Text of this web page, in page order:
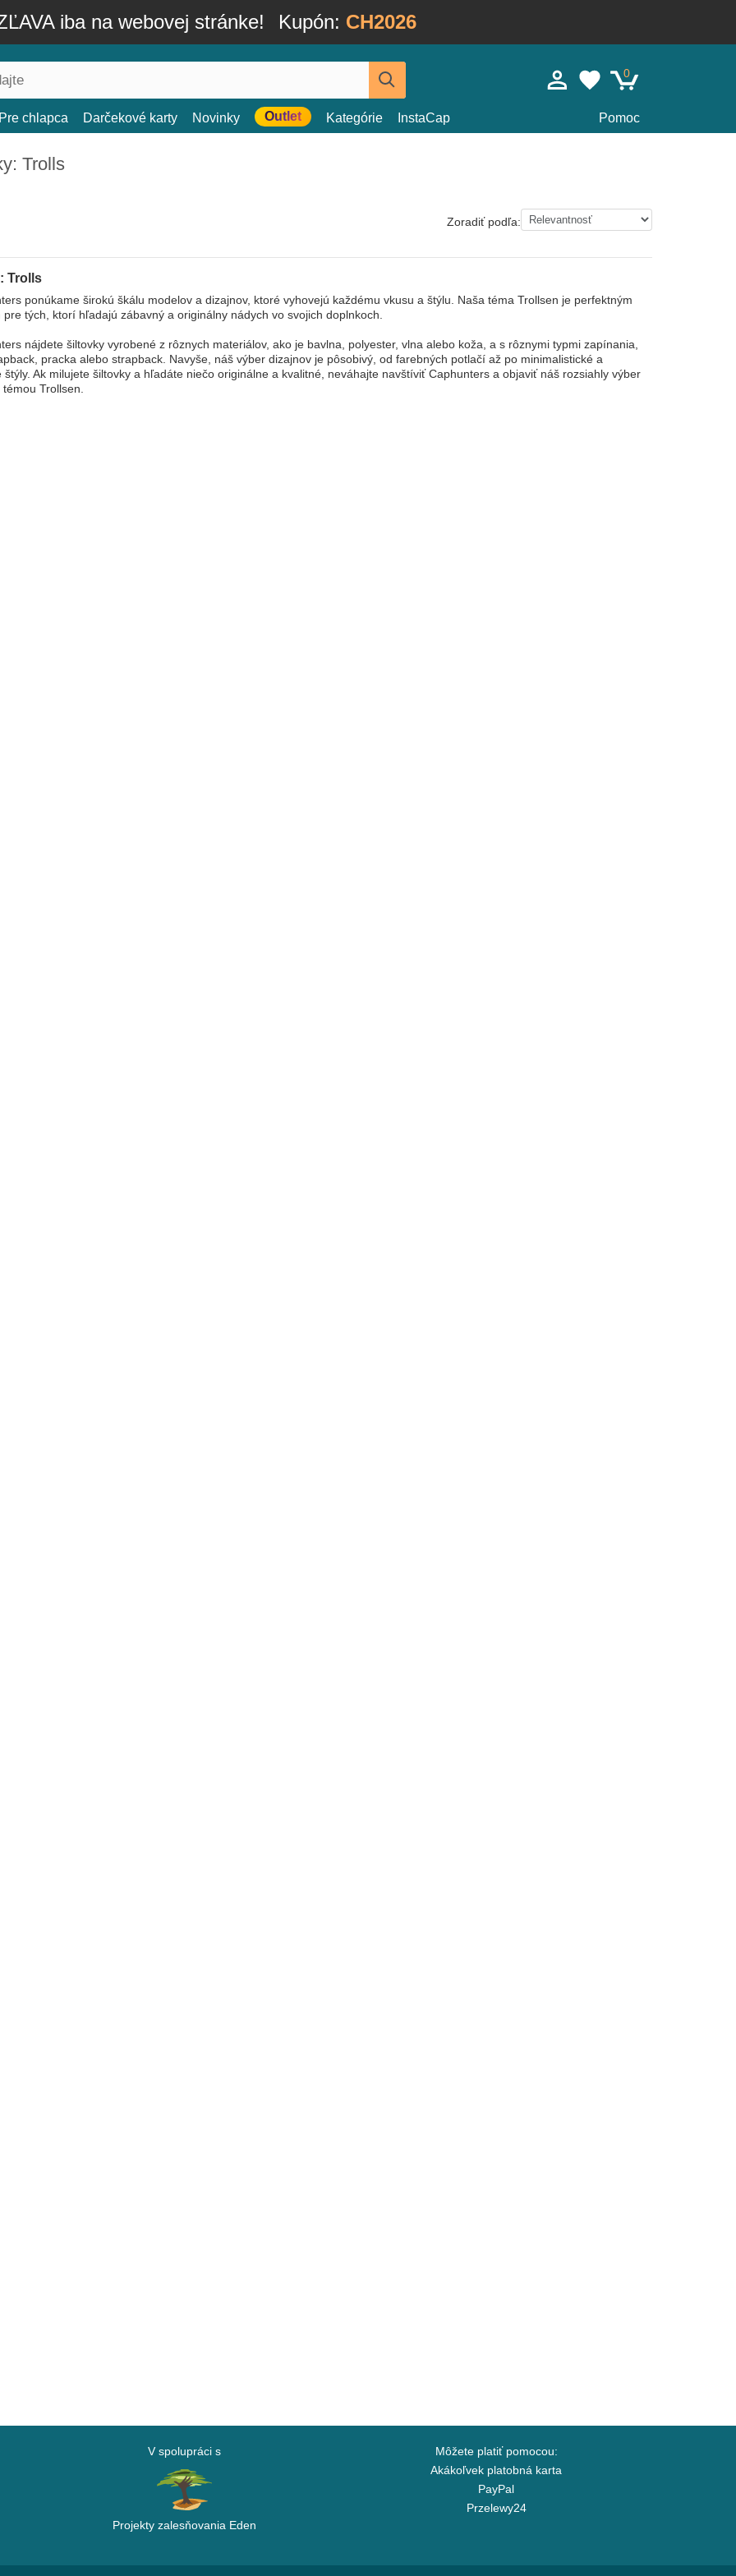
iba na webovej stránke! Kupón: CH2026
0
Pre chlapca Darčekové karty Novinky Outlet Kategórie InstaCap Pomoc
Trolls
Zoradiť podľa:
Trolls
ponúkame širokú škálu modelov a dizajnov, ktoré vyhovejú každému vkusu a štýlu. Naša téma Trollsen je perfektným
pre tých, ktorí hľadajú zábavný a originálny nádych vo svojich doplnkoch.
nájdete šiltovky vyrobené z rôznych materiálov, ako je bavlna, polyester, vlna alebo koža, a s rôznymi typmi zapínania,
pracka alebo strapback. Navyše, náš výber dizajnov je pôsobivý, od farebných potlačí až po minimalistické a
štýly. Ak milujete šiltovky a hľadáte niečo originálne a kvalitné, neváhajte navštíviť Caphunters a objaviť náš rozsiahly výber
Trollsen.
V spolupráci s
Projekty zalesňovania Eden
Môžete platiť pomocou:
Akákoľvek platobná karta
PayPal
Przelewy24